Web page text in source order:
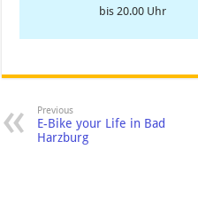
bis 20.00 Uhr
Previous
E-Bike your Life in Bad
Harzburg